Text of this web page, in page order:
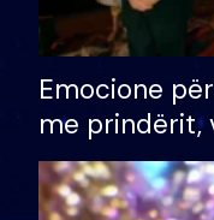
Emocione
me prindërit,
divorci apo